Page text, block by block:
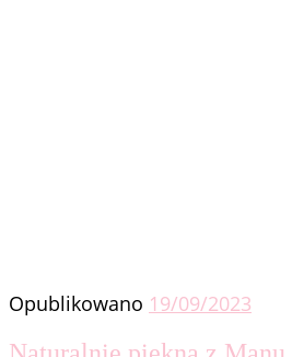
Opublikowano 19/09/2023